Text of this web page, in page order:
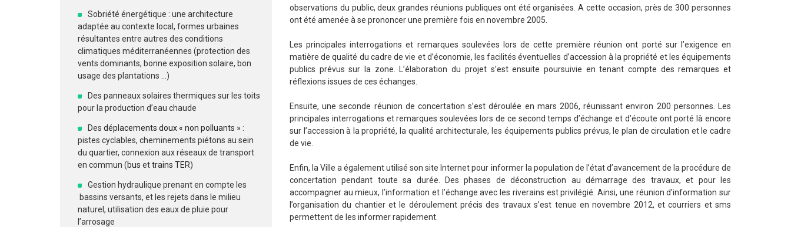
observations du public, deux grandes réunions publiques ont été organisées. A cette occasion, près de 300 personnes
ont été amenée à se prononcer une première fois en novembre 2005.
Les principales interrogations et remarques soulevées lors de cette première réunion ont porté sur l’exigence en
matière de qualité du cadre de vie et d’économie, les facilités éventuelles d’accession à la propriété et les équipements
publics prévus sur la zone. L’élaboration du projet s’est ensuite poursuivie en tenant compte des remarques et
réflexions issues de ces échanges.
Ensuite, une seconde réunion de concertation s’est déroulée en mars 2006, réunissant environ 200 personnes. Les
principales interrogations et remarques soulevées lors de ce second temps d’échange et d’écoute ont porté là encore
sur l’accession à la propriété, la qualité architecturale, les équipements publics prévus, le plan de circulation et le cadre
de vie.
Enfin, la Ville a également utilisé son site Internet pour informer la population de l’état d’avancement de la procédure de
concertation pendant toute sa durée. Des phases de déconstruction au démarrage des travaux, et pour les
accompagner au mieux, l’information et l’échange avec les riverains est privilégié. Ainsi, une réunion d’information sur
l’organisation du chantier et le déroulement précis des travaux s’est tenue en novembre 2012, et courriers et sms
permettent de les informer rapidement.
Sobriété énergétique : une architecture
adaptée au contexte local, formes urbaines
résultantes entre autres des conditions
climatiques méditerranéennes (protection des
vents dominants, bonne exposition solaire, bon
usage des plantations …)
Des panneaux solaires thermiques sur les toits
pour la production d’eau chaude
Des déplacements doux « non polluants » :
pistes cyclables, cheminements piétons au sein
du quartier, connexion aux réseaux de transport
en commun (bus ettrains TER)
Gestion hydraulique prenant en compte les
bassins versants, et les rejets dans le milieu
naturel, utilisation des eaux de pluie pour
l’arrosage